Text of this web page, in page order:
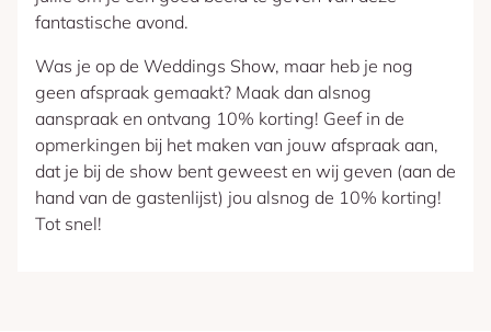
fantastische avond.
Was je op de Weddings Show, maar heb je nog
geen afspraak gemaakt? Maak dan alsnog
aanspraak en ontvang 10% korting! Geef in de
opmerkingen bij het maken van jouw afspraak aan,
dat je bij de show bent geweest en wij geven (aan de
hand van de gastenlijst) jou alsnog de 10% korting!
Tot snel!